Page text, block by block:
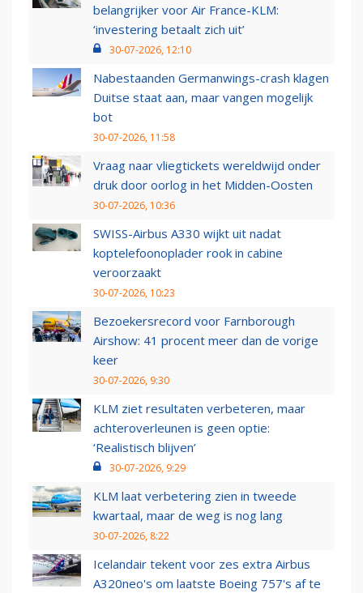
belangrijker voor Air France-KLM:
‘investering betaalt zich uit’
30-07-2026, 12:10
Nabestaanden Germanwings-crash klagen
Duitse staat aan, maar vangen mogelijk
bot
30-07-2026, 11:58
Vraag naar vliegtickets wereldwijd onder
druk door oorlog in het Midden-Oosten
30-07-2026, 10:36
SWISS-Airbus A330 wijkt uit nadat
koptelefoonoplader rook in cabine
veroorzaakt
30-07-2026, 10:23
Bezoekersrecord voor Farnborough
Airshow: 41 procent meer dan de vorige
keer
30-07-2026, 9:30
KLM ziet resultaten verbeteren, maar
achteroverleunen is geen optie:
‘Realistisch blijven’
30-07-2026, 9:29
KLM laat verbetering zien in tweede
kwartaal, maar de weg is nog lang
30-07-2026, 8:22
Icelandair tekent voor zes extra Airbus
A320neo's om laatste Boeing 757's af te